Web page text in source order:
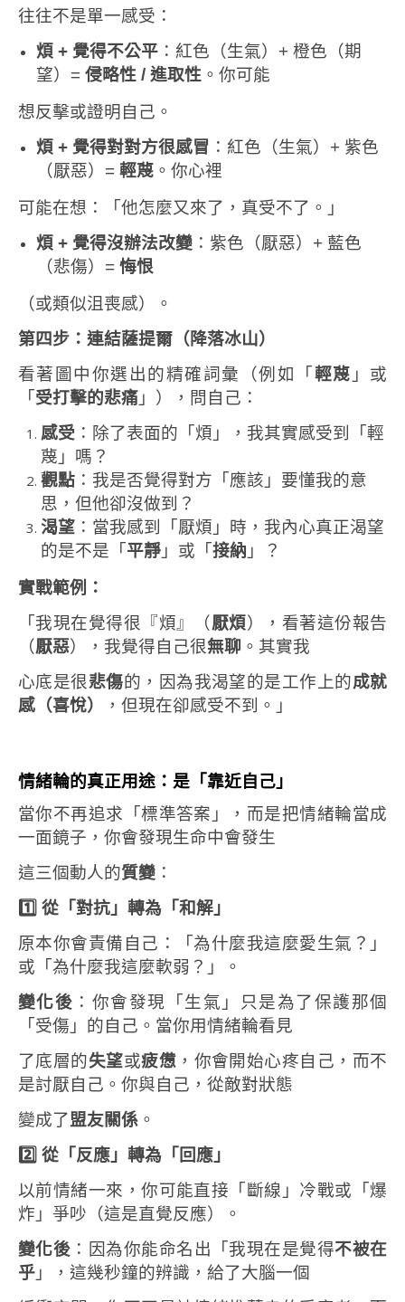
往往不是單一感受：
煩 + 覺得不公平 ：紅色（生氣）+ 橙色（期
望）= 侵略性 / 進取性 。你可能
想反擊或證明自己。
煩 + 覺得對對方很感冒 ：紅色（生氣）+ 紫色
（厭惡）= 輕蔑 。你心裡
可能在想：「他怎麼又來了，真受不了。」
煩 + 覺得沒辦法改變 ：紫色（厭惡）+ 藍色
（悲傷）= 悔恨
（或類似沮喪感）。
第四步：連結薩提爾（降落冰山）
看著圖中你選出的精確詞彙（例如「 輕蔑 」或
「 受打擊的悲痛 」），問自己：
感受 ：除了表面的「煩」，我其實感受到「輕
蔑」嗎？
觀點 ：我是否覺得對方「應該」要懂我的意
思，但他卻沒做到？
渴望 ：當我感到「厭煩」時，我內心真正渴望
的是不是「 平靜 」或「 接納 」？
實戰範例：
「我現在覺得很『煩』（厭煩），看著這份報告
（厭惡），我覺得自己很無聊 。其實我
心底是很悲傷的，因為我渴望的是工作上的成就
感（喜悅）
，但現在卻感受不到。」
情緒輪的真正用途：是「靠近自己」
當你不再追求「標準答案」，而是把情緒輪當成
一面鏡子，你會發現生命中會發生
這三個動人的質變 ：
1️ 從「對抗」轉為「和解」
原本你會責備自己：「為什麼我這麼愛生氣？」
或「為什麼我這麼軟弱？」。
變化後 ：你會發現「生氣」只是為了保護那個
「受傷」的自己。當你用情緒輪看見
了底層的失望或疲憊 ，你會開始心疼自己，而不
是討厭自己。你與自己，從敵對狀態
變成了盟友關係 。
2️ 從「反應」轉為「回應」
以前情緒一來，你可能直接「斷線」冷戰或「爆
炸」爭吵（這是直覺反應）。
變化後 ：因為你能命名出「我現在是覺得不被在
乎 」，這幾秒鐘的辨識，給了大腦一個